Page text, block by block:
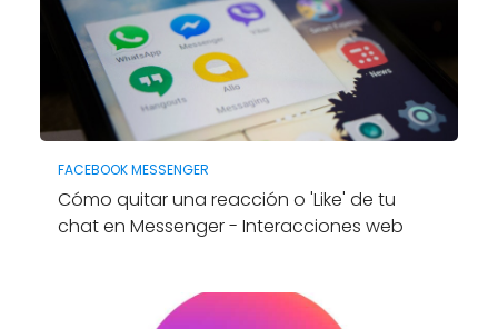
FACEBOOK MESSENGER
Cómo quitar una reacción o 'Like' de tu
chat en Messenger - Interacciones web